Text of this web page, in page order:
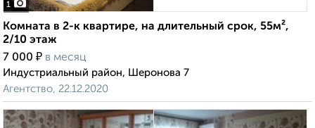
1
Комната в 2-к квартире, на длительный срок, 55м²,
2/10 этаж
7 000 ₽ в месяц
Индустриальный район, Шеронова 7
Агентство, 22.12.2020